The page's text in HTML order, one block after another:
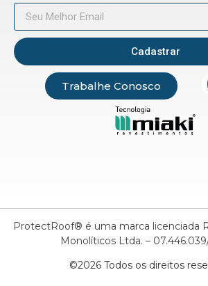
Cadastrar
Trabalhe Conosco
ProtectRoof® é uma marca licenciada
Monolíticos Ltda. –
©2026 Todos os direitos